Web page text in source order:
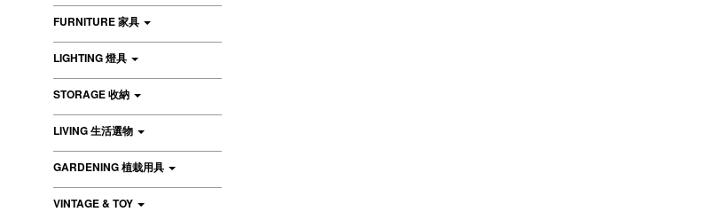
FURNITURE 家具
LIGHTING 燈具
STORAGE 收納
LIVING 生活選物
GARDENING 植栽用具
VINTAGE & TOY